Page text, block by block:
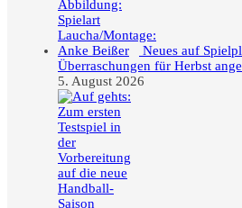
Neues auf
Überraschungen für Herbst
5. August 2026